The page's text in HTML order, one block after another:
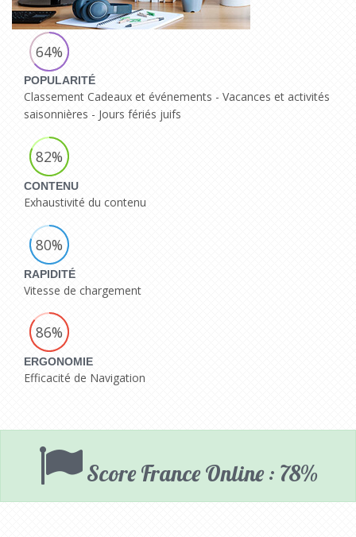
64%
POPULARITÉ
Classement Cadeaux et événements - Vacances et activités
saisonnières - Jours fériés juifs
82%
CONTENU
Exhaustivité du contenu
80%
RAPIDITÉ
Vitesse de chargement
86%
ERGONOMIE
Efficacité de Navigation
Score France Online : 78%